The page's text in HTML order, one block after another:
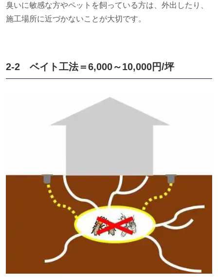
臭いに敏感な方やペットを飼っている方は、外出したり、
施工場所に近づかないことが大切です。
2-2 ベイト工法＝6,000～10,000円/坪